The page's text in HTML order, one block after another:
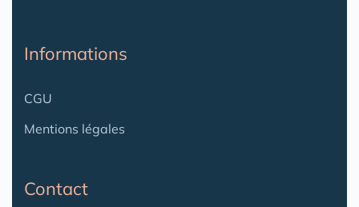
Informations
CGU
Mentions légales
Contact